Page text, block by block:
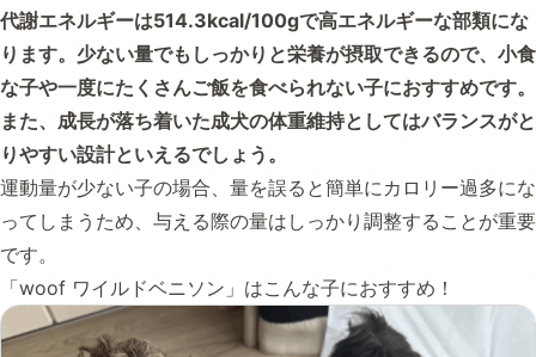
代謝エネルギーは514.3kcal/100gで高エネルギーな部類にな
ります。少ない量でもしっかりと栄養が摂取できるので、小食
な子や一度にたくさんご飯を食べられない子におすすめです。
また、成長が落ち着いた成犬の体重維持としてはバランスがと
りやすい設計といえるでしょう。
運動量が少ない子の場合、量を誤ると簡単にカロリー過多にな
ってしまうため、与える際の量はしっかり調整することが重要
です。
「woof ワイルドベニソン」はこんな子におすすめ！